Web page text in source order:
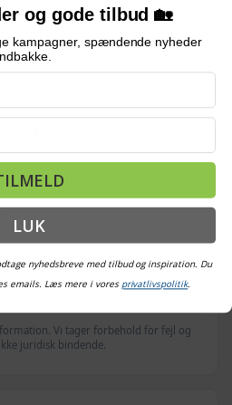
Vi tager forbehold for fejl og
juridisk bindende.
- 125-150 cm 1.169,-
og gode tilbud 🏡
kampagner, spændende nyheder
LUK
nyhedsbreve med tilbud og inspiration. Du
emails. Læs mere i vores privatlivspolitik.